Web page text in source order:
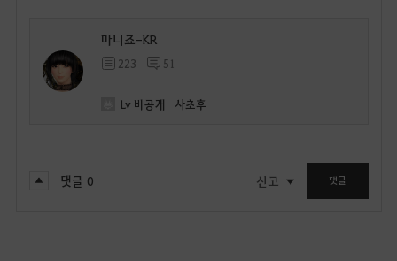
마니죠-KR
223 51
Lv 비공개 사초후
댓글 0 신고 댓글